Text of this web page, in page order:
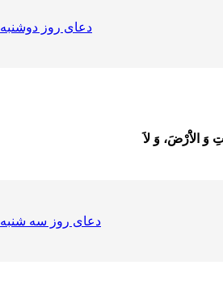
دعای روز دوشنبه
دعای روز سه شنبه